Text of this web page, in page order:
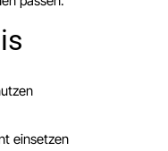
einsetzen